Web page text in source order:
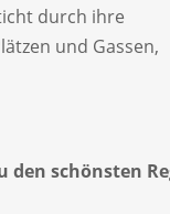
durch ihre
und Gassen,
den schönsten